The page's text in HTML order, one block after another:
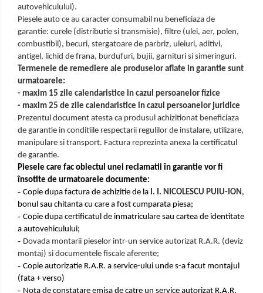
autovehiculului).
Piesele auto ce au caracter consumabil nu beneficiaza de
garantie: curele (distributie si transmisie), filtre (ulei, aer, polen,
combustibil), becuri, stergatoare de parbriz, uleiuri, aditivi,
antigel, lichid de frana, burdufuri, bujii, garnituri si simeringuri.
Termenele de remediere ale produselor aflate in garantie sunt
urmatoarele:
- maxim 15 zile calendaristice in cazul persoanelor fizice
- maxim 25 de zile calendaristice in cazul persoanelor juridice
Prezentul document atesta ca produsul achizitionat beneficiaza
de garantie in conditiile respectarii regulilor de instalare, utilizare,
manipulare si transport. Factura reprezinta anexa la certificatul
de garantie.
Piesele care fac obiectul unei reclamatii în garantie vor fi
însotite de urmatoarele documente:
- Copie dupa factura de achizitie de la I. I. NICOLESCU PUIU-ION ,
bonul sau chitanta cu care a fost cumparata piesa;
- Copie dupa certificatul de inmatriculare sau cartea de identitate
a autovehiculului;
- Dovada montarii pieselor intr-un service autorizat R.A.R. (deviz
montaj) si documentele fiscale aferente;
- Copie autorizatie R.A.R. a service-ului unde s-a facut montajul
(fata + verso)
- Nota de constatare emisa de catre un service autorizat R.A.R.